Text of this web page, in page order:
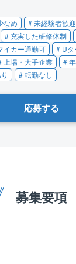
なめ
# 未経験者歓迎
# 充実した研修体制
イカー通勤可
# Uタ
上場・大手企業
#
# 転勤なし
応募する
募集要項